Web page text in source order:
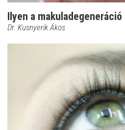
Ilyen a makuladegeneráció
Dr. Kusnyerik Ákos